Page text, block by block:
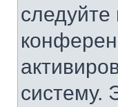
систему.